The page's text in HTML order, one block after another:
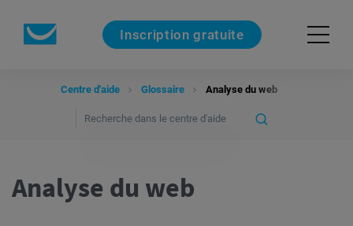
Inscription gratuite
Centre d'aide Glossaire Analyse du web
Analyse du web